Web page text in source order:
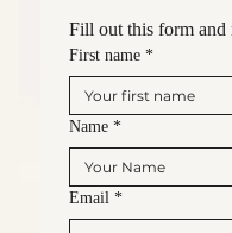
Fill out this form and
First name *
Name *
Email *